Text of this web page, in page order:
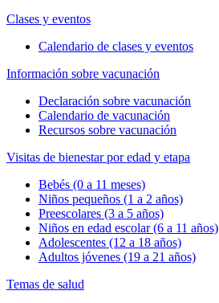
Clases y eventos
Calendario de clases y eventos
Información sobre vacunación
Declaración sobre vacunación
Calendario de vacunación
Recursos sobre vacunación
Visitas de bienestar por edad y etapa
Bebés (0 a 11 meses)
Niños pequeños (1 a 2 años)
Preescolares (3 a 5 años)
Niños en edad escolar (6 a 11 años)
Adolescentes (12 a 18 años)
Adultos jóvenes (19 a 21 años)
Temas de salud